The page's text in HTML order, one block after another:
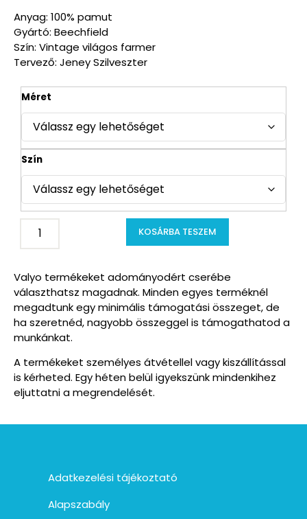
Anyag: 100% pamut
Gyártó: Beechfield
Szín: Vintage világos farmer
Tervező: Jeney Szilveszter
Méret
Szín
KOSÁRBA TESZEM
Valyo termékeket adományodért cserébe
választhatsz magadnak. Minden egyes terméknél
megadtunk egy minimális támogatási összeget, de
ha szeretnéd, nagyobb összeggel is támogathatod a
munkánkat.
A termékeket személyes átvétellel vagy kiszállítással
is kérheted. Egy héten belül igyekszünk mindenkihez
eljuttatni a megrendelését.
Adatkezelési tájékoztató
Alapszabály